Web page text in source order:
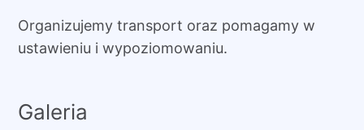
Organizujemy transport oraz pomagamy w
ustawieniu i wypoziomowaniu.
Galeria